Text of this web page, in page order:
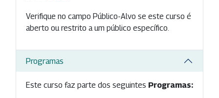
Verifique no campo Público-Alvo se este curso é
aberto ou restrito a um público específico.
Programas
Este curso faz parte dos seguintes Programas: